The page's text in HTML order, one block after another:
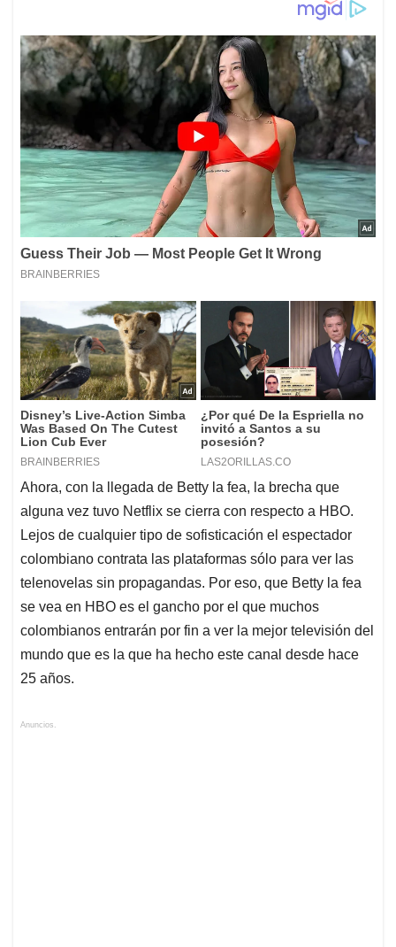
Ahora, con la llegada de Betty la fea, la brecha que
alguna vez tuvo Netflix se cierra con respecto a HBO.
Lejos de cualquier tipo de sofisticación el espectador
colombiano contrata las plataformas sólo para ver las
telenovelas sin propagandas. Por eso, que Betty la fea
se vea en HBO es el gancho por el que muchos
colombianos entrarán por fin a ver la mejor televisión del
mundo que es la que ha hecho este canal desde hace
25 años.
Anuncios.